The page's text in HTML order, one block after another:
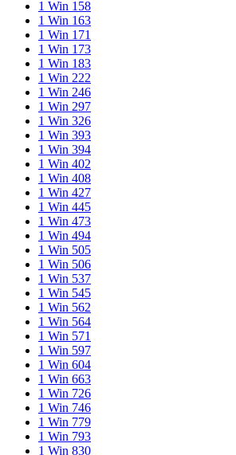
special
effective
passed
possible
unmatched
product
work
genius,
who
makes
best
personalinjurywatches.com
timepiece
become
newest
favored
assortment
lovers.
1 Win 158
1 Win 163
1 Win 171
1 Win 173
1 Win 183
1 Win 222
1 Win 246
1 Win 297
1 Win 326
1 Win 393
1 Win 394
1 Win 402
1 Win 408
1 Win 427
1 Win 445
1 Win 473
1 Win 494
1 Win 505
1 Win 506
1 Win 537
1 Win 545
1 Win 562
1 Win 564
1 Win 571
1 Win 597
1 Win 604
1 Win 663
1 Win 726
1 Win 746
1 Win 779
1 Win 793
1 Win 830